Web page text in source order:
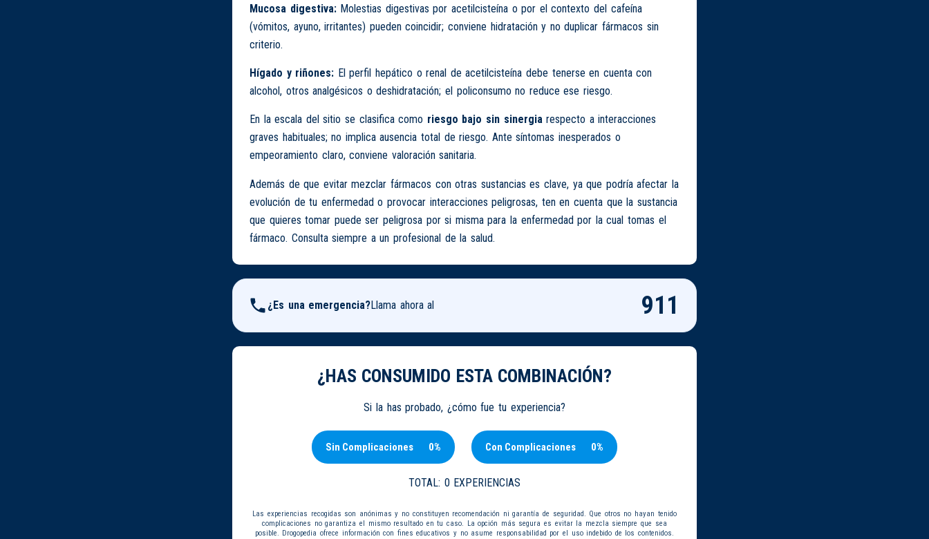
Mucosa digestiva:Molestias digestivas por acetilcisteína o por el contexto del cafeína
(vómitos, ayuno, irritantes) pueden coincidir; conviene hidratación y no duplicar fármacos sin
criterio.
Hígado y riñones: El perfil hepático o renal de acetilcisteína debe tenerse en cuenta con
alcohol, otros analgésicos o deshidratación; el policonsumo no reduce ese riesgo.
En la escala del sitio se clasifica como riesgo bajo sin sinergiarespecto a interacciones
graves habituales; no implica ausencia total de riesgo. Ante síntomas inesperados o
empeoramiento claro, conviene valoración sanitaria.
Además de que evitar mezclar fármacos con otras sustancias es clave, ya que podría afectar la
evolución de tu enfermedad o provocar interacciones peligrosas, ten en cuenta que la sustancia
que quieres tomar puede ser peligrosa por si misma para la enfermedad por la cual tomas el
fármaco. Consulta siempre a un profesional de la salud.
¿Es una emergencia?Llama ahora al 911
¿HAS CONSUMIDO ESTA COMBINACIÓN?
Si la has probado, ¿cómo fue tu experiencia?
Sin Complicaciones 0% Con Complicaciones 0%
TOTAL: 0 EXPERIENCIAS
Las experiencias recogidas son anónimas y no constituyen recomendación ni garantía de seguridad. Que otros no hayan tenido
complicaciones no garantiza el mismo resultado en tu caso. La opción más segura es evitar la mezcla siempre que sea
posible. Drogopedia ofrece información con fines educativos y no asume responsabilidad por el uso indebido de los contenidos.